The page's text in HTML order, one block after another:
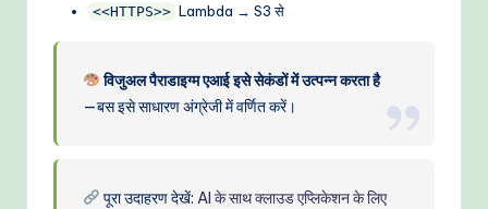
<<HTTPS>> Lambda → S3 से
विजुअल पैराडाइग्म एआई इसे सेकंडों में उत्पन्न करता है
—बस इसे साधारण अंग्रेजी में वर्णित करें।
पूरा उदाहरण देखें:AI के साथ क्लाउड एप्लिकेशन के लिए